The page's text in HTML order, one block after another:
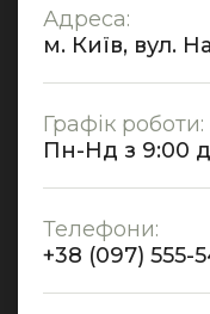
Адреса:
м. Київ, вул.
Графік роботи:
Пн-Нд з 9:00
Телефони:
+38 (097) 555-